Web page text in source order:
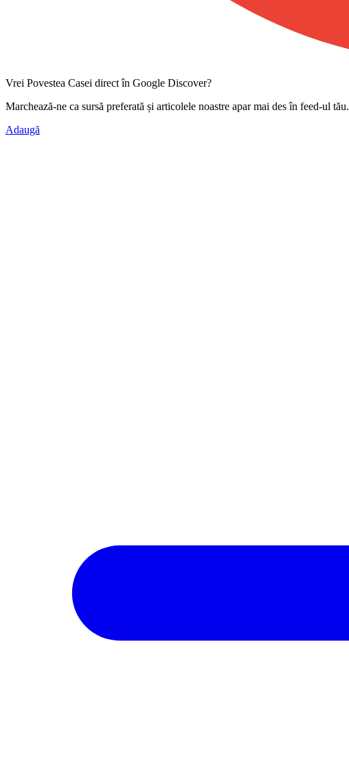
Vrei Povestea Casei direct în Google Discover?
Marchează-ne ca sursă preferată și articolele noastre apar mai des în feed-ul tău.
Adaugă